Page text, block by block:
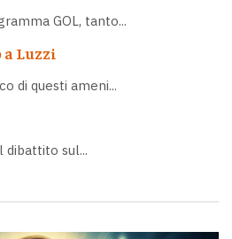
GOL, tanto...
Luzzi
di questi ameni...
sul...